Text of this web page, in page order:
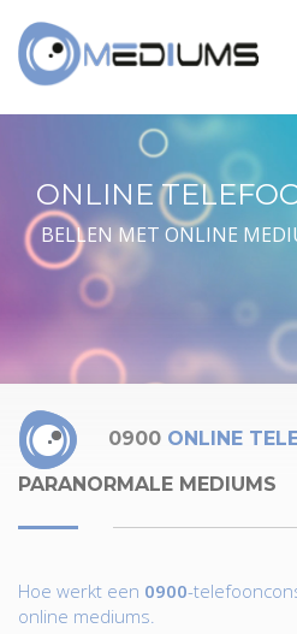
ONLINE
BELLEN MET ONLINE
0900 ONLINE
PARANORMALE MEDIUMS
Hoe werkt een 0900-
online mediums.